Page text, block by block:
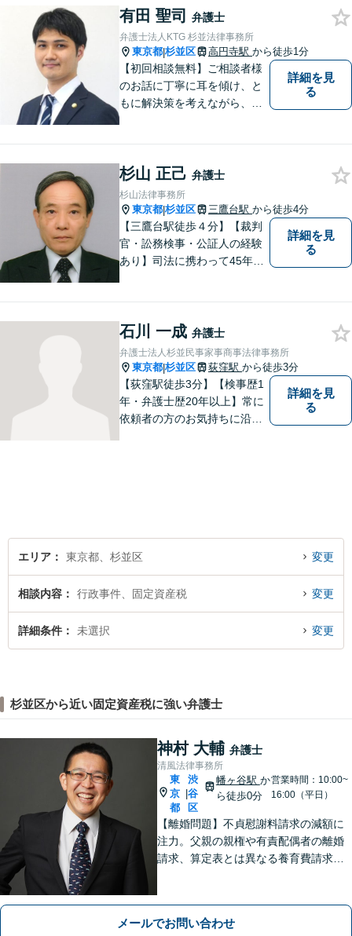
電気工事等】【請負代金、売
掛代金】今すぐにお電話くだ
さい。
有田 聖司 弁護士
弁護士法人KTG 杉並法律事務所
東京都|杉並区 高円寺駅 から徒歩1分
【初回相談無料】ご相談者様
のお話に丁寧に耳を傾け、と
もに解決策を考えながら、納
う日々精進して参ります。
【夜間や休日相談も対応可
能】【メール・WEB面談可】
詳細を見
る
杉山 正己 弁護士
杉山法律事務所
東京都|杉並区 三鷹台駅 から徒歩4分
【三鷹台駅徒歩４分】【裁判
官・訟務検事・公証人の経験
あり】司法に携わって45年以
故、不動産問題等はご相談く
ださい！法テラス対応です。
詳細を見
る
石川 一成 弁護士
弁護士法人杉並民事家事商事法律事務所
東京都|杉並区 荻窪駅 から徒歩3分
【荻窪駅徒歩3分】【検事歴1
年・弁護士歴20年以上】常に
依頼者の方のお気持ちに沿っ
になります。
詳細を見
る
エリア 東京都、杉並区 変更
相談内容 行政事件、固定資産税 変更
詳細条件 未選択 変更
杉並区から近い固定資産税に強い弁護士
神村 大輔 弁護士
清風法律事務所
東
京
都
渋
谷
区
幡ヶ谷駅 か
ら徒歩0分
営業時間：10:00~
16:00（平日）
【離婚問題】不貞慰謝料請求の減額に
注力。父親の親権や有責配偶者の離婚
請求、算定表とは異なる養育費請求な
したい方、離婚したい外国人配偶者の
方にも対応。最後まで粘り強くサポー
メールでお問い合わせ